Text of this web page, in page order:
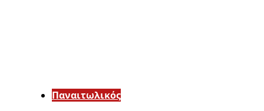
Παναιτωλικός